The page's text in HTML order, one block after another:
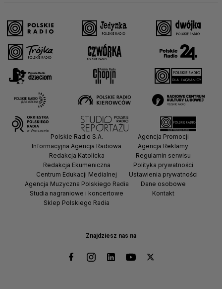
Znajdziesz nas na
Polskie Radio S.A.
Informacyjna Agencja Radiowa
Redakcja Katolicka
Redakcja Ekumeniczna
Centrum Edukacji Medialnej
Agencja Muzyczna Polskiego Radia
Studia nagraniowe i koncertowe
Sklep Polskiego Radia
Agencja Promocji
Agencja Reklamy
Regulamin serwisu
Polityka prywatności
Ustawienia prywatności
Dane osobowe
Kontakt